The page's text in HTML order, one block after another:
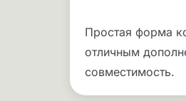
Простая форма
отличным
совместимость.